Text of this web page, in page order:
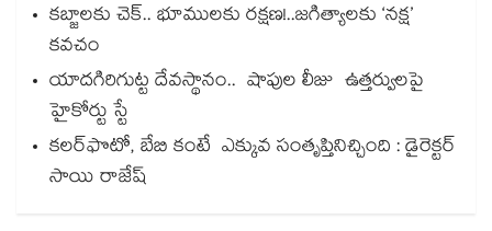
కబ్జాలకు చెక్.. భూములకు రక్షణ!..జగిత్యాలకు ‘నక్ష’
కవచం
యాదగిరిగుట్ట దేవస్థానం.. షాపుల లీజు ఉత్తర్వులపై
హైకోర్టు స్టే
కలర్‌‌‌‌‌‌‌‌‌‌‌‌‌‌‌‌ఫొటో, బేబి కంటే ఎక్కువ సంతృప్తినిచ్చింది : డైరెక్టర్
సాయి రాజేష్